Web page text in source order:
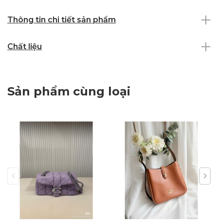
Thông tin chi tiết sản phẩm
Chất liệu
Sản phẩm cùng loại